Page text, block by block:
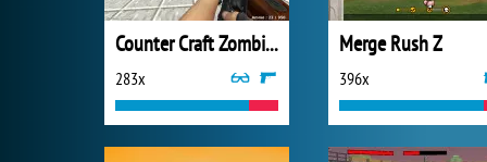
Counter Craft Zombies 2
283x
Merge Rush Z
396x